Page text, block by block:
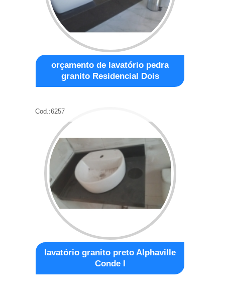
orçamento de lavatório pedra
granito Residencial Dois
Cod.:6257
lavatório granito preto Alphaville
Conde I